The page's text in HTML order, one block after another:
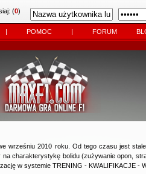
(0)
| POMOC | FORUM
wrześniu 2010 roku. Od tego czasu jest
charakterystykę bolidu (zużywanie opon,
w systemie TRENING - KWALIFIKACJE -